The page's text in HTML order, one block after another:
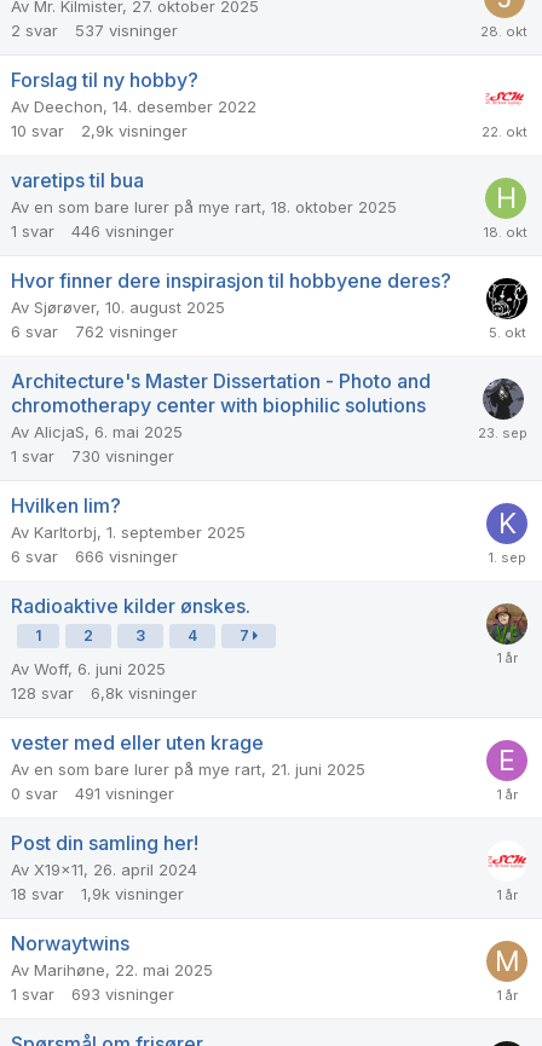
Av Mr. Kilmister, 27. oktober 2025
2 svar 537 visninger
Forslag til ny hobby?
Av Deechon, 14. desember 2022
10 svar 2,9k visninger
varetips til bua
Av en som bare lurer på mye rart, 18. oktober 2025
1 svar 446 visninger
Hvor finner dere inspirasjon til hobbyene deres?
Av Sjørøver, 10. august 2025
6 svar 762 visninger
Architecture's Master Dissertation - Photo and
chromotherapy center with biophilic solutions
Av AlicjaS, 6. mai 2025
1 svar 730 visninger
Hvilken lim?
Av Karltorbj, 1. september 2025
6 svar 666 visninger
Radioaktive kilder ønskes.
1 2 3 4 7
Av Woff, 6. juni 2025
128 svar 6,8k visninger
vester med eller uten krage
Av en som bare lurer på mye rart, 21. juni 2025
0 svar 491 visninger
Post din samling her!
Av X19x11, 26. april 2024
18 svar 1,9k visninger
Norwaytwins
Av Marihøne, 22. mai 2025
1 svar 693 visninger